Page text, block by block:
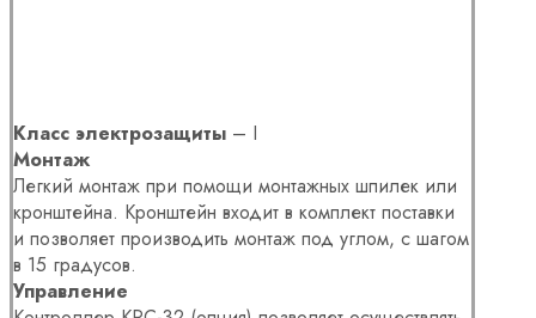
Класс электрозащиты – I
Монтаж
Легкий монтаж при помощи монтажных шпилек или
кронштейна. Кронштейн входит в комплект поставки
и позволяет производить монтаж под углом, с шагом
в 15 градусов.
Управление